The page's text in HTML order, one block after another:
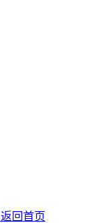
返回首页